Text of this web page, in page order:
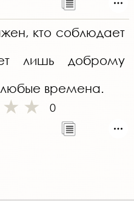
кто соблюдает
лишь доброму
времена.
0